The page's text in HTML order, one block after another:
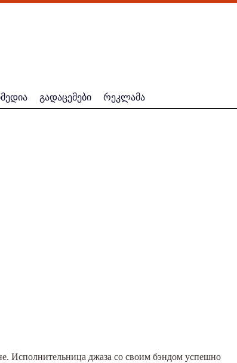
გადაცემები რეკლამა
Исполнительница джаза со своим бэндом успешно